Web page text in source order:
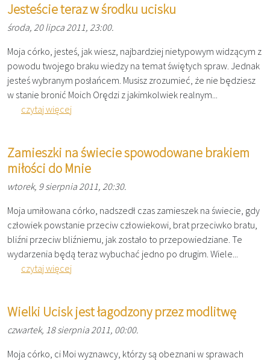
Jesteście teraz w środku ucisku
środa, 20 lipca 2011, 23:00.
Moja córko, jesteś, jak wiesz, najbardziej nietypowym widzącym z
powodu twojego braku wiedzy na temat świętych spraw. Jednak
jesteś wybranym posłańcem. Musisz zrozumieć, że nie będziesz
w stanie bronić Moich Orędzi z jakimkolwiek realnym...
czytaj więcej
Zamieszki na świecie spowodowane brakiem
miłości do Mnie
wtorek, 9 sierpnia 2011, 20:30.
Moja umiłowana córko, nadszedł czas zamieszek na świecie, gdy
człowiek powstanie przeciw człowiekowi, brat przeciwko bratu,
bliźni przeciw bliźniemu, jak zostało to przepowiedziane. Te
wydarzenia będą teraz wybuchać jedno po drugim. Wiele...
czytaj więcej
Wielki Ucisk jest łagodzony przez modlitwę
czwartek, 18 sierpnia 2011, 00:00.
Moja córko, ci Moi wyznawcy, którzy są obeznani w sprawach